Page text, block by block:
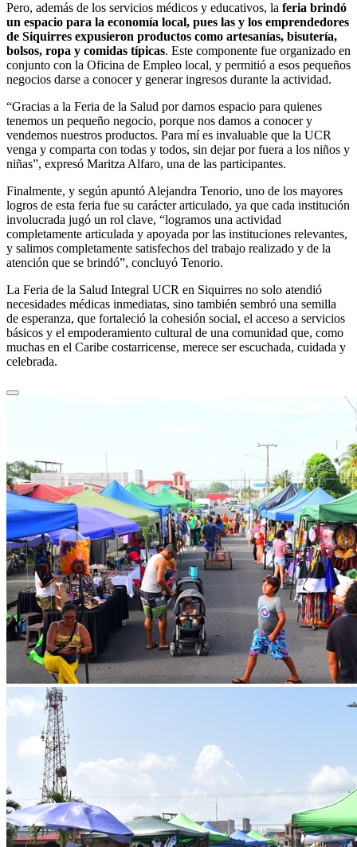
Pero, además de los servicios médicos y educativos, la feria brindó
un espacio para la economía local, pues las y los emprendedores
de Siquirres expusieron productos como artesanías, bisutería,
bolsos, ropa y comidas típicas. Este componente fue organizado en
conjunto con la Oficina de Empleo local, y permitió a esos pequeños
negocios darse a conocer y generar ingresos durante la actividad.
“Gracias a la Feria de la Salud por darnos espacio para quienes
tenemos un pequeño negocio, porque nos damos a conocer y
vendemos nuestros productos. Para mí es invaluable que la UCR
venga y comparta con todas y todos, sin dejar por fuera a los niños y
niñas”, expresó Maritza Alfaro, una de las participantes.
Finalmente, y según apuntó Alejandra Tenorio, uno de los mayores
logros de esta feria fue su carácter articulado, ya que cada institución
involucrada jugó un rol clave, “logramos una actividad
completamente articulada y apoyada por las instituciones relevantes,
y salimos completamente satisfechos del trabajo realizado y de la
atención que se brindó”, concluyó Tenorio.
La Feria de la Salud Integral UCR en Siquirres no solo atendió
necesidades médicas inmediatas, sino también sembró una semilla
de esperanza, que fortaleció la cohesión social, el acceso a servicios
básicos y el empoderamiento cultural de una comunidad que, como
muchas en el Caribe costarricense, merece ser escuchada, cuidada y
celebrada.